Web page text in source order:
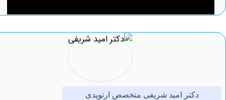
دکتر امید شریفی متخصص ارتوپدی